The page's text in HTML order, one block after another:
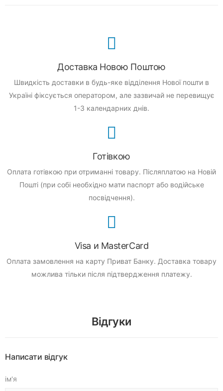
Доставка Новою Поштою
Швидкість доставки в будь-яке відділення Нової пошти в
Україні фіксується оператором, але зазвичай не перевищує
1-3 календарних днів.
Готівкою
Оплата готівкою при отриманні товару. Післяплатою на Новій
Пошті (при собі необхідно мати паспорт або водійське
посвідчення).
Visa и MasterCard
Оплата замовлення на карту Приват Банку. Доставка товару
можлива тільки після підтвердження платежу.
Відгуки
Написати відгук
ім'я